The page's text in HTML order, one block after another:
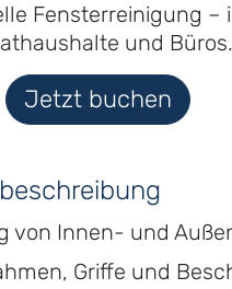
Fensterreinigung –
und Büros.
Jetzt buchen
von Innen- und
Griffe und